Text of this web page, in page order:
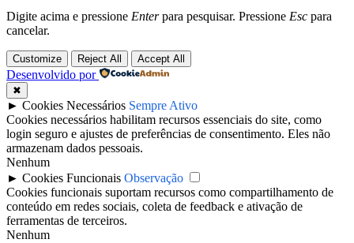
Digite acima e pressione Enterpara pesquisar. Pressione Esc para
cancelar.
Customize Reject All Accept All
Desenvolvido por
✖
► Cookies Necessários Sempre Ativo
Cookies necessários habilitam recursos essenciais do site, como
login seguro e ajustes de preferências de consentimento. Eles não
armazenam dados pessoais.
Nenhum
► Cookies Funcionais Observação
Cookies funcionais suportam recursos como compartilhamento de
conteúdo em redes sociais, coleta de feedback e ativação de
ferramentas de terceiros.
Nenhum